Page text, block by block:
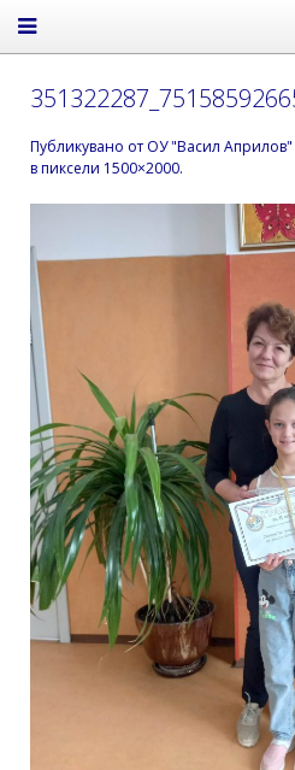
Публикувано от ОУ "Васил Априлов"
в пиксели 1500×2000.